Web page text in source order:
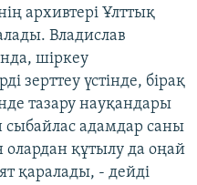
архивтері Ұлттық
Владислав
шіркеу
зерттеу үстінде, бірақ
тазару науқандары
сыбайлас адамдар саны
құтылу да оңай
қаралады, - дейді